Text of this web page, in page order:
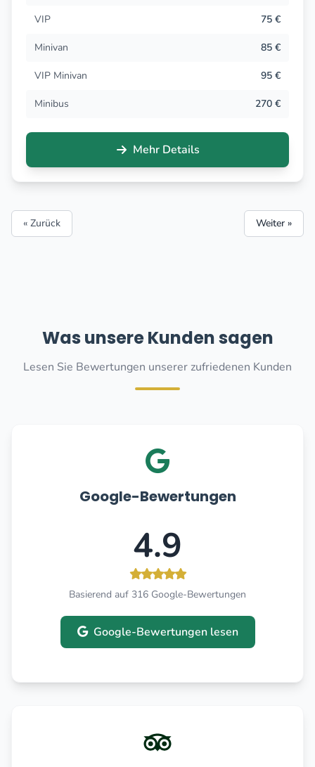
VIP 75 €
Minivan 85 €
VIP Minivan 95 €
Minibus 270 €
Mehr Details
« Zurück Weiter »
Was unsere Kunden sagen
Lesen Sie Bewertungen unserer zufriedenen Kunden
Google-Bewertungen
4.9
Basierend auf 316 Google-Bewertungen
Google-Bewertungen lesen